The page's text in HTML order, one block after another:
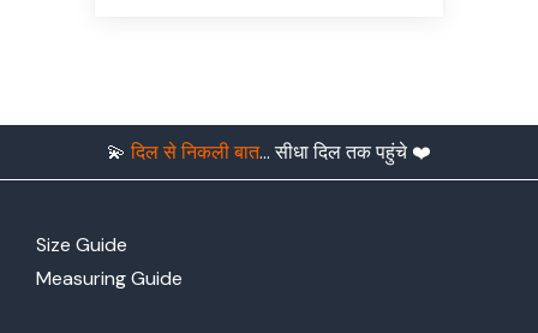
💫दिल से निकली बात… सीधा दिल तक पहुंचे ❤️
Size Guide
Measuring Guide